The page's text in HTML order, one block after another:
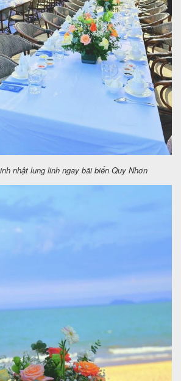
nhật lung linh ngay bãi biển Quy Nhơn